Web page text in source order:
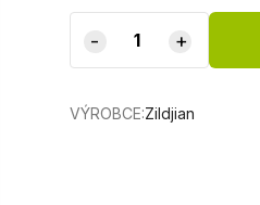
- +
VÝROBCE:Zildjian